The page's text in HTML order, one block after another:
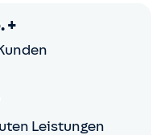
+
Leistungen